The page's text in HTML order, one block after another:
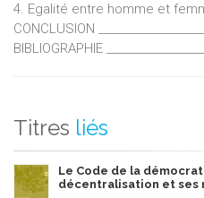
4. Egalité entre homme et femme
CONCLUSION
BIBLIOGRAPHIE
Titres liés
Le Code de la
décentralisation et ses